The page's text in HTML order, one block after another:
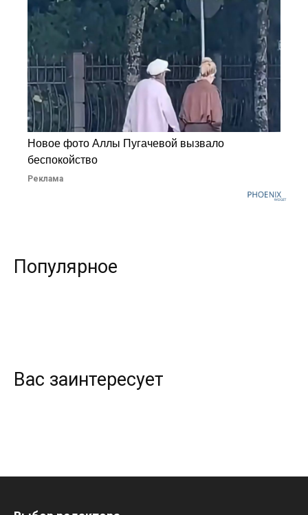
Новое фото Аллы Пугачевой вызвало
беспокойство
Реклама
Популярное
Вас заинтересует